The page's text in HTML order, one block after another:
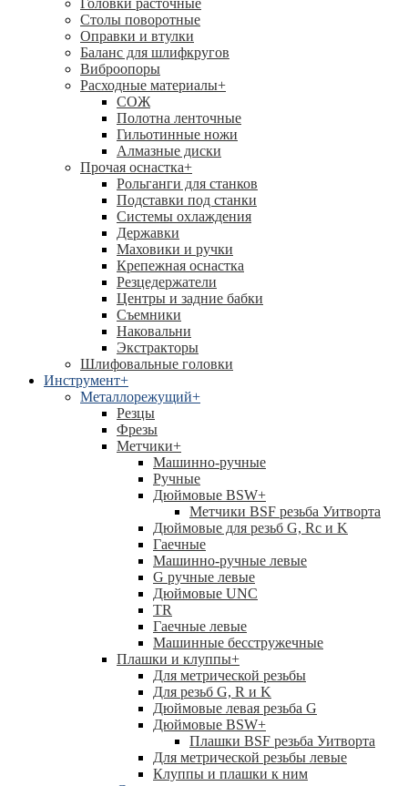
Головки расточные
Столы поворотные
Оправки и втулки
Баланс для шлифкругов
Виброопоры
Расходные материалы+
СОЖ
Полотна ленточные
Гильотинные ножи
Алмазные диски
Прочая оснастка+
Рольганги для станков
Подставки под станки
Системы охлаждения
Державки
Маховики и ручки
Крепежная оснастка
Резцедержатели
Центры и задние бабки
Съемники
Наковальни
Экстракторы
Шлифовальные головки
Инструмент+
Металлорежущий+
Резцы
Фрезы
Метчики+
Машинно-ручные
Ручные
Дюймовые BSW+
Метчики BSF резьба Уитворта
Дюймовые для резьб G, Rc и K
Гаечные
Машинно-ручные левые
G ручные левые
Дюймовые UNC
TR
Гаечные левые
Машинные бесстружечные
Плашки и клуппы+
Для метрической резьбы
Для резьб G, R и K
Дюймовые левая резьба G
Дюймовые BSW+
Плашки BSF резьба Уитворта
Для метрической резьбы левые
Клуппы и плашки к ним